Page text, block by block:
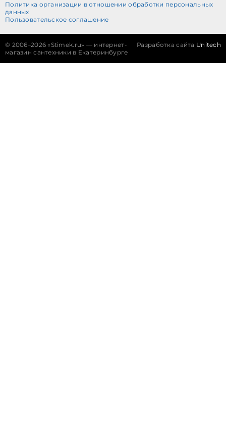
Политика организации в отношении обработки персональных
данных
Пользовательское соглашение
© 2006–2026 «Stimek.ru» — интернет-
магазин сантехники в Екатеринбурге
Разработка сайта Unitech